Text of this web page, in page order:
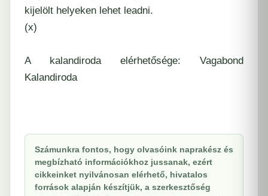
kijelölt helyeken lehet leadni.
(x)
A kalandiroda elérhetősége: Vagabond
Kalandiroda
Számunkra fontos, hogy olvasóink naprakész és
megbízható információkhoz jussanak, ezért
cikkeinket nyilvánosan elérhető, hivatalos
források alapján készítjük, a szerkesztőség